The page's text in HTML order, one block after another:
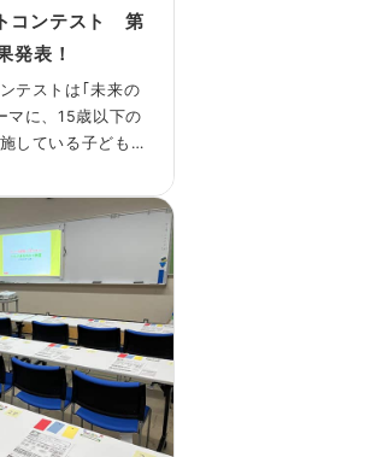
コンテスト 第
発表！
テストは｢未来の
マに、15歳以下の
している子ども
て、グローバルで
までに151国/地
が寄せられまし